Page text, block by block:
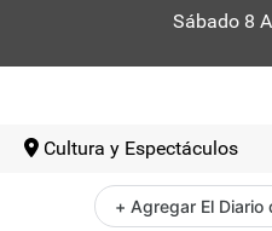
Sábado 8
Cultura y Espectáculos
+ Agregar El Diario